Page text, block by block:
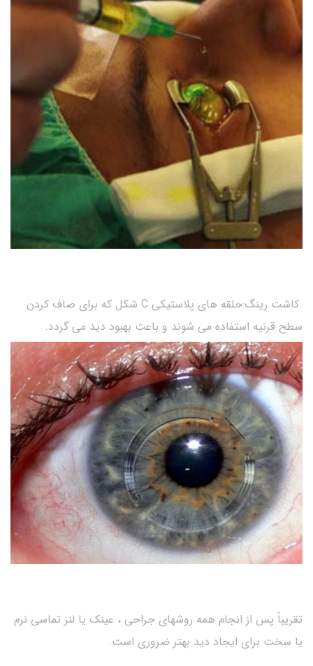
کاشت رینگ:حلقه های پلاستیکی C شکل که برای صاف کردن
سطح قرنیه استفاده می شوند و باعث بهبود دید می گردد.
تقریباً پس از انجام همه روشهای جراحی ، عینک یا لنز تماسی نرم
یا سخت برای ایجاد دید بهتر ضروری است.